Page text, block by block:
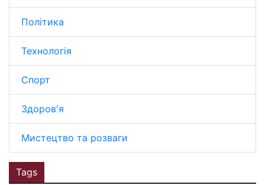
Політика
Технологія
Спорт
Здоров'я
Мистецтво та розваги
Tags